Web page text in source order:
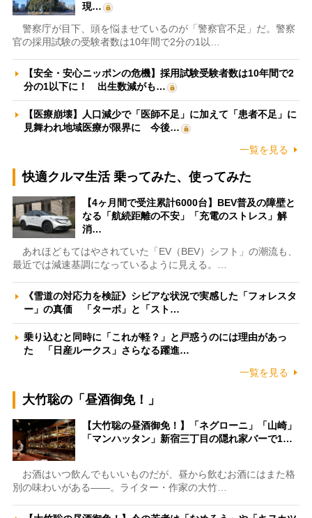
現…
警察庁が目下、頭を悩ませているのが「警察官不足」だ。警察
官の採用試験の受験者数は10年間で2分の1以…
【安全・安心ニッポンの危機】採用試験受験者数は10年間で2
分の1以下に！ 出生数減がも…
【医療崩壊】人口減少で「医師不足」に加えて「患者不足」に
見舞われ地域医療が限界に 今後…
一覧を見る
快適クルマ生活 乗ってみた、使ってみた
【4ヶ月間で受注累計6000台】BEV普及の障壁と
なる「航続距離の不安」「充電のストレス」解
消…
あれほどもてはやされていた「EV（BEV）シフト」の潮流も、
最近では減速基調になっているように見える。…
《雪道の対応力を検証》シビアな状況で実感した「フォレスタ
ー」の真価 「ターボ」と「スト…
乗り込むと同時に「これが軽？」と戸惑うのには理由があっ
た 「日産ルークス」さらなる躍進…
一覧を見る
大竹聡の「昼酒御免！」
【大竹聡の昼酒御免！】「ネグローニ」「山崎」
「マンハッタン」新宿三丁目の隠れ家バーで1…
お酒はいつ飲んでもいいものだが、昼から飲むお酒にはまた格
別の味わいがある――。ライター・作家の大竹…